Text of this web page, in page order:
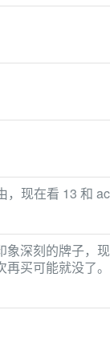
现在看 13 和
深刻的牌子，
买可能就没了。